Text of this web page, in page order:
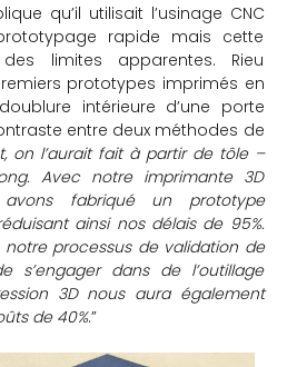
qu’il utilisait l’usinage CNC
rapide mais cette
limites apparentes. Rieu
prototypes imprimés en
intérieure d’une porte
entre deux méthodes de
on l’aurait fait à partir de tôle –
Avec notre imprimante 3D
fabriqué un prototype
ainsi nos délais de 95%.
processus de validation de
s’engager dans de l’outillage
3D nous aura également
de 40%.”